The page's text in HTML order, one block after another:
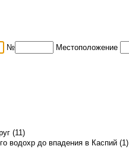
№ Местоположение
(11)
водохр до впадения в Каспий (1)